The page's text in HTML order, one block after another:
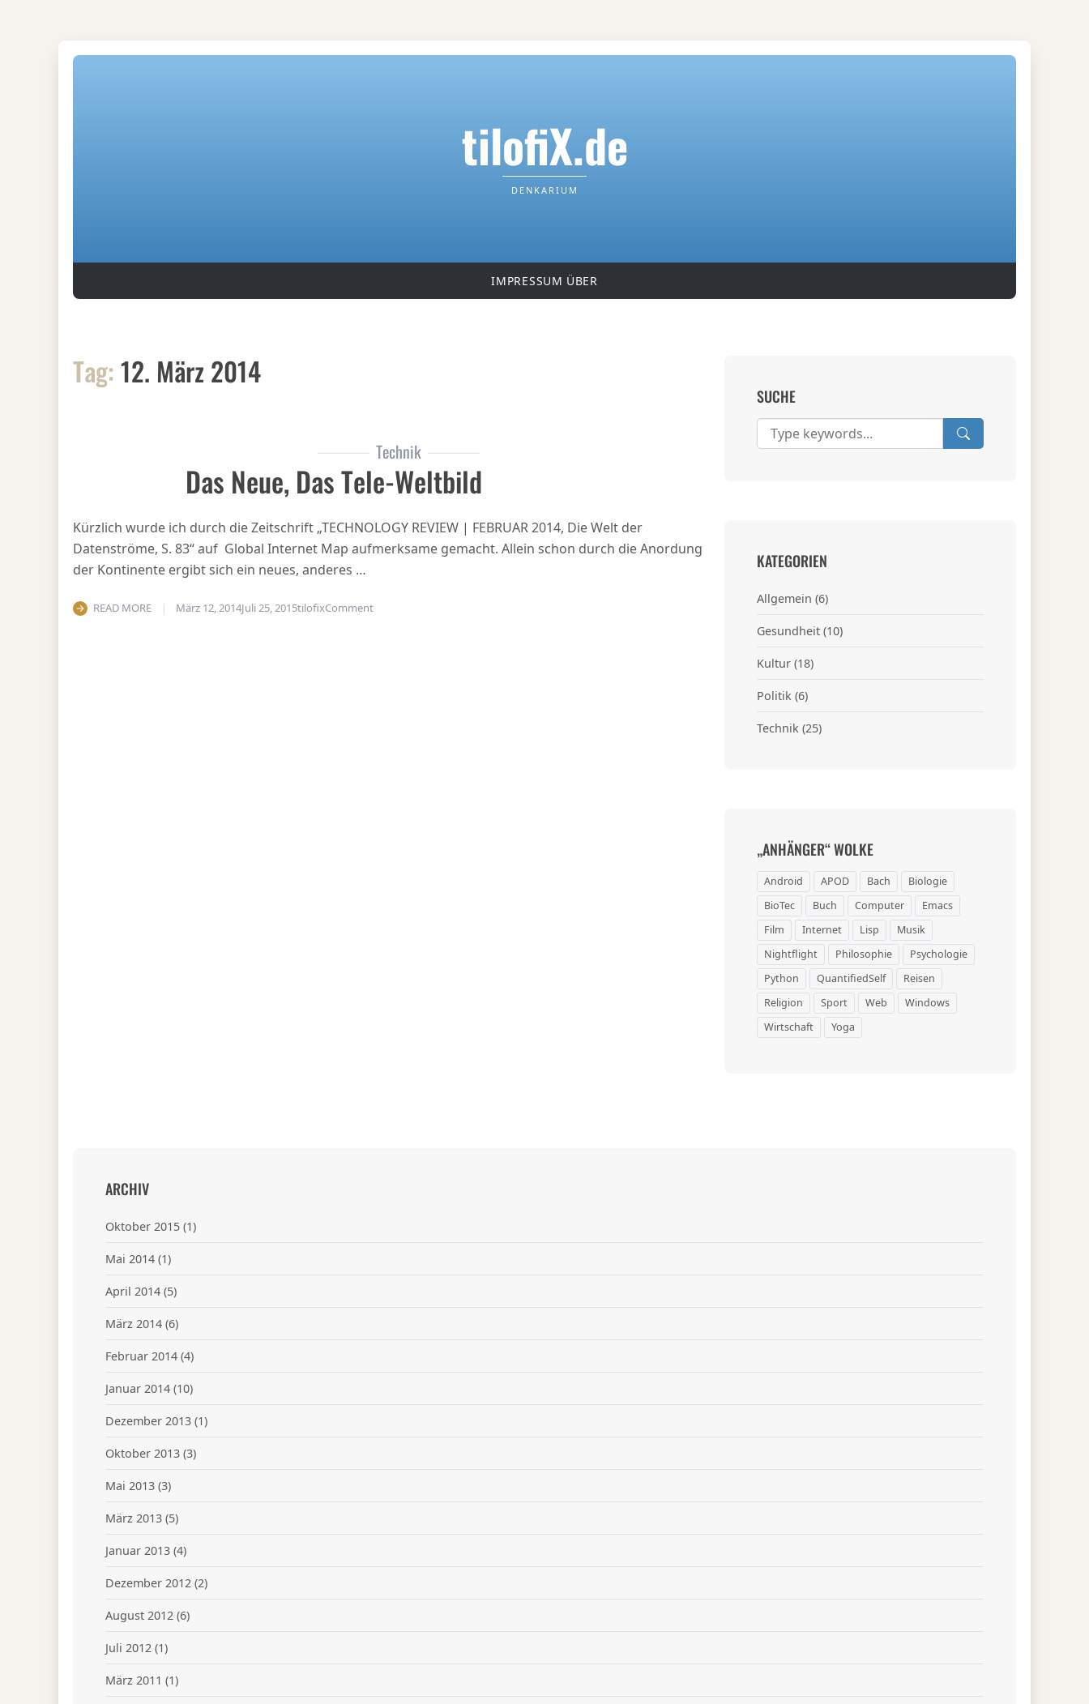
tilofiX.de
DENKARIUM
IMPRESSUM ÜBER
Tag: 12. März 2014
Technik
Das Neue, Das Tele-Weltbild
Kürzlich wurde ich durch die Zeitschrift „TECHNOLOGY REVIEW | FEBRUAR 2014, Die Welt der
Datenströme, S. 83“ auf Global Internet Map aufmerksame gemacht. Allein schon durch die Anordung
der Kontinente ergibt sich ein neues, anderes …
READ MORE März 12, 2014Juli 25, 2015tilofixCommenton Das neue, das Tele-Weltbild
SUCHE
KATEGORIEN
Allgemein (6)
Gesundheit (10)
Kultur (18)
Politik (6)
Technik (25)
„ANHÄNGER“ WOLKE
Android APOD Bach
Biologie
BioTec
Buch Computer
Emacs
Film
Internet Lisp
Musik
Nightflight
Philosophie
Psychologie
Python
QuantifiedSelf
Reisen
Religion
Sport Web
Windows
Wirtschaft
Yoga
ARCHIV
Oktober 2015 (1)
Mai 2014 (1)
April 2014 (5)
März 2014 (6)
Februar 2014 (4)
Januar 2014 (10)
Dezember 2013 (1)
Oktober 2013 (3)
Mai 2013 (3)
März 2013 (5)
Januar 2013 (4)
Dezember 2012 (2)
August 2012 (6)
Juli 2012 (1)
März 2011 (1)